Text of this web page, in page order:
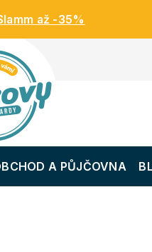
až -35%
A PŮJČOVNA